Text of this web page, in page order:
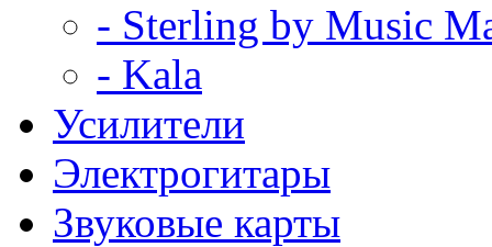
- Sterling by Music
- Kala
Усилители
Электрогитары
Звуковые карты